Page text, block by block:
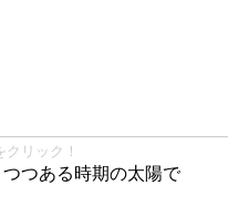
リック！
つある時期の太陽で